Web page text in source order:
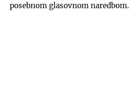
posebnom glasovnom naredbom.